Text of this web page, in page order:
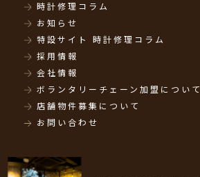
時計修理コラム
お知らせ
特設サイト 時計修理コラム
採用情報
会社情報
ボランタリーチェーン加盟について
店舗物件募集について
お問い合わせ